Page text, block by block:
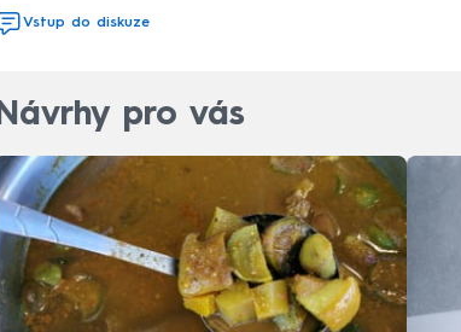
Vstup do diskuze
Návrhy pro vás